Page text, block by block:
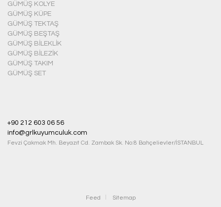
GÜMÜŞ KOLYE
GÜMÜŞ KÜPE
GÜMÜŞ TEKTAŞ
GÜMÜŞ BEŞTAŞ
GÜMÜŞ BILEKLIK
GÜMÜŞ BILEZIK
GÜMÜŞ TAKIM
GÜMÜŞ SET
+90 212 603 06 56
info@grlkuyumculuk.com
Fevzi Çakmak Mh. Beyazıt Cd. Zambak Sk. No:8 Bahçelievler/İSTANBUL
Feed Sitemap